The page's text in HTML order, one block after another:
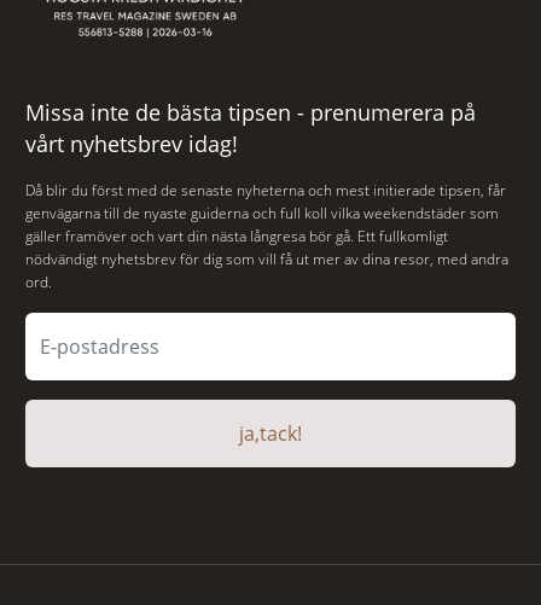
Missa inte de bästa tipsen - prenumerera på
vårt nyhetsbrev idag!
Då blir du först med de senaste nyheterna och mest initierade tipsen, får
genvägarna till de nyaste guiderna och full koll vilka weekendstäder som
gäller framöver och vart din nästa långresa bör gå. Ett fullkomligt
nödvändigt nyhetsbrev för dig som vill få ut mer av dina resor, med andra
ord.
ja,tack!